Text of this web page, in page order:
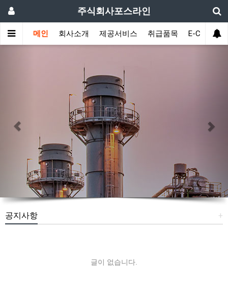
주식회사포스라인
메인 회사소개 제공서비스 취급품목 E-
+
공지사항
글이 없습니다.